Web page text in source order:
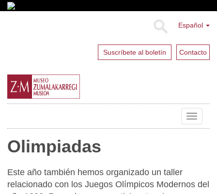
Español
Suscríbete al boletín Contacto
Toggle
Olimpiadas
Este año también hemos organizado un taller
relacionado con los Juegos Olímpicos Modernos del